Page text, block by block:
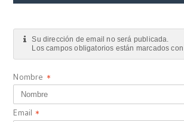
Su dirección de email no será publicada.
Los campos obligatorios están marcados
Nombre *
Email *